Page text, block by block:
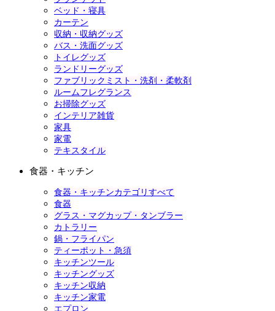
ベッド・寝具
カーテン
収納・収納グッズ
バス・洗面グッズ
トイレグッズ
ランドリーグッズ
ファブリックミスト・洗剤・柔軟剤
ルームフレグランス
お掃除グッズ
インテリア雑貨
家具
家電
テキスタイル
食器・キッチン
食器・キッチンカテゴリすべて
食器
グラス・マグカップ・タンブラー
カトラリー
鍋・フライパン
ティーポット・急須
キッチンツール
キッチングッズ
キッチン収納
キッチン家電
エプロン